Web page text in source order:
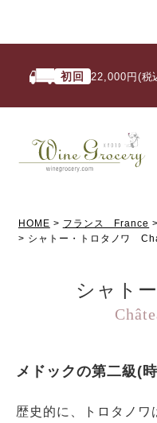
初回 22,000円(税込)
HOME フランス France
シャトー・トロタノワ
シャト
メドックの第二級(
歴史的に、トロタノワ